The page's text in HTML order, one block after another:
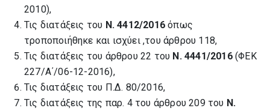
2010),
Τις διατάξεις του Ν. 4412/2016όπως
τροποποιήθηκε και ισχύει ,του άρθρου 118,
Τις διατάξεις του άρθρου 22 του Ν. 4441/2016(ΦΕΚ
227/Α΄/06-12-2016),
Τις διατάξεις του Π.Δ. 80/2016,
Τις διατάξεις της παρ. 4 του άρθρου 209 του Ν.